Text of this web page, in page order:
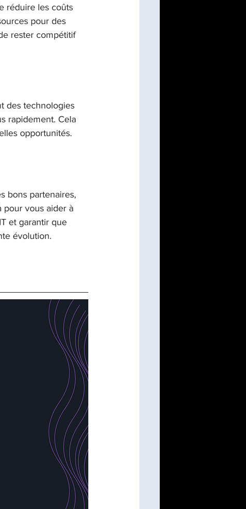
réduire les coûts
pour des
rester compétitif
des technologies
rapidement. Cela
opportunités.
bons partenaires,
pour vous aider à
et garantir que
évolution.